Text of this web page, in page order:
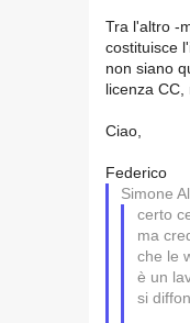
Tra l'altro -
costituisce
non siano
licenza
Ciao,
Federico
Simone
certo
ma
che le
è un
si